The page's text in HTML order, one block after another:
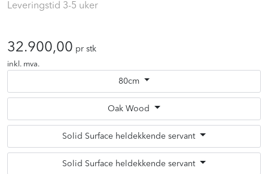
Leveringstid 3-5 uker
32.900,00 pr stk
inkl. mva.
80cm
Oak Wood
Solid Surface heldekkende servant
Solid Surface heldekkende servant
Logg inn